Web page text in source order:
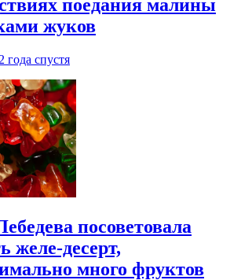
поедания малины
жуков
2 года спустя
посоветовала
желе-десерт,
много фруктов